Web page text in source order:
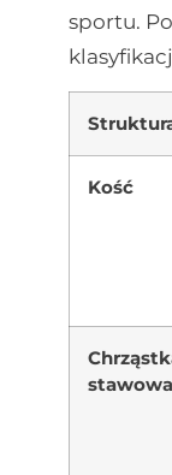
sportu.
Kość
stawowa